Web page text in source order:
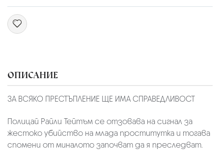
ОПИСАНИЕ
ЗА ВСЯКО ПРЕСТЪПЛЕНИЕ ЩЕ ИМА СПРАВЕДЛИВОСТ
Полицай Райли Тейтъм се отзовава на сигнал за
жестоко убийство на млада проститутка и тогава
спомени от миналото започват да я преследват.